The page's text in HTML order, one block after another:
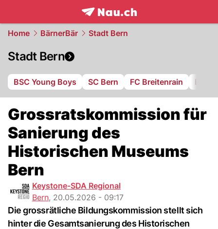
frontpage.NAU.ch
Home BärnerBär Stadt Bern
Stadt Bern
BSC Young Boys SC Bern FC Breitenrain BSV
Grossratskommission für
Sanierung des
Historischen Museums
Bern
Keystone-SDA Regional
Bern, 20.05.2026 - 09:17
Die grossrätliche Bildungskommission stellt sich
hinter die Gesamtsanierung des Historischen